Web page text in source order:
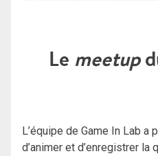
Le meetup
L’équipe de Game In Lab
d’animer et d’enregistrer